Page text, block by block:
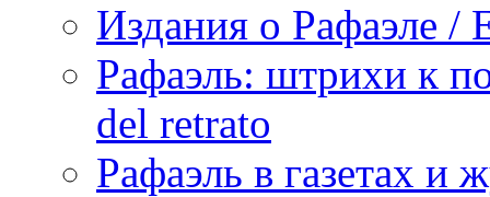
Издания о Рафаэле /
Рафаэль: штрихи к
del retrato
Рафаэль в газетах и